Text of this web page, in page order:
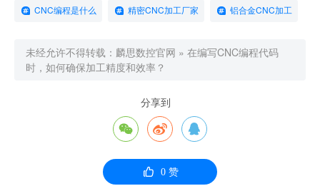
CNC编程是什么 精密CNC加工厂家 铝合金CNC加工
未经允许不得转载： 麟思数控官网 » 在编写CNC编程代码
时，如何确保加工精度和效率？
分享到
  
 0赞